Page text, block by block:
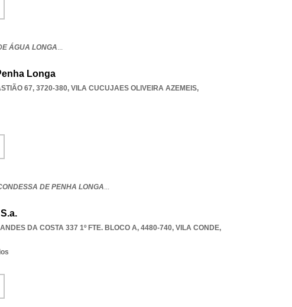
ÁGUA LONGA...
Longa
67, 3720-380, VILA CUCUJAES OLIVEIRA AZEMEIS,
DE PENHA LONGA...
DA COSTA 337 1º FTE. BLOCO A, 4480-740, VILA CONDE,